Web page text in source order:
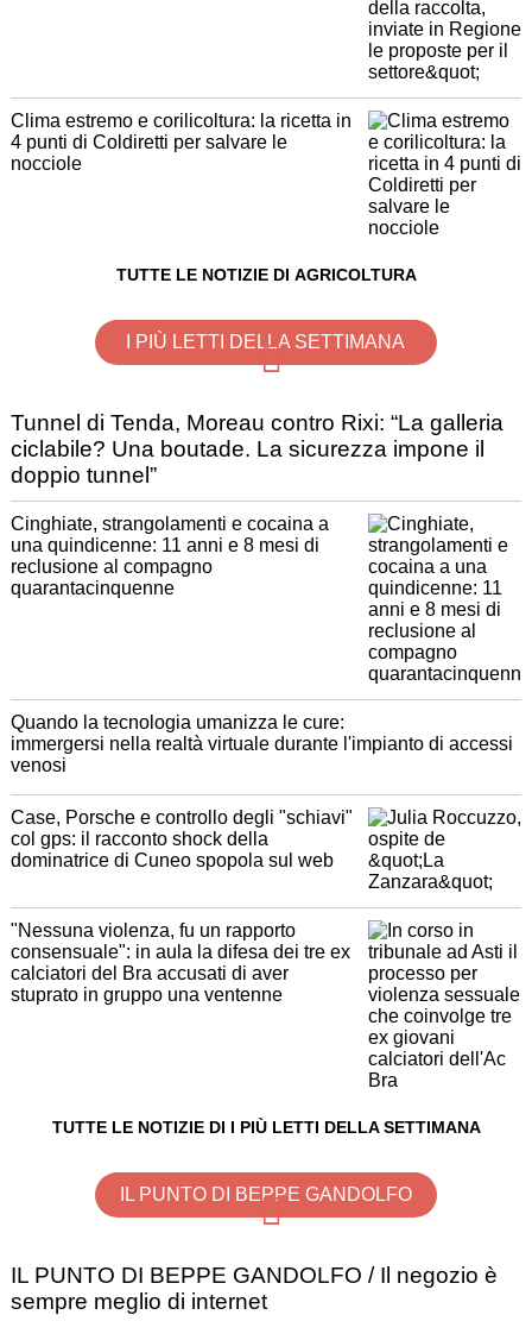
Clima estremo e corilicoltura: la ricetta in
4 punti di Coldiretti per salvare le
nocciole
TUTTE LE NOTIZIE DI AGRICOLTURA
I PIÙ LETTI DELLA SETTIMANA
Tunnel di Tenda, Moreau contro Rixi: “La galleria
ciclabile? Una boutade. La sicurezza impone il
doppio tunnel”
Cinghiate, strangolamenti e cocaina a
una quindicenne: 11 anni e 8 mesi di
reclusione al compagno
quarantacinquenne
Quando la tecnologia umanizza le cure:
immergersi nella realtà virtuale durante l'impianto di accessi
venosi
Case, Porsche e controllo degli "schiavi"
col gps: il racconto shock della
dominatrice di Cuneo spopola sul web
"Nessuna violenza, fu un rapporto
consensuale": in aula la difesa dei tre ex
calciatori del Bra accusati di aver
stuprato in gruppo una ventenne
TUTTE LE NOTIZIE DI I PIÙ LETTI DELLA SETTIMANA
IL PUNTO DI BEPPE GANDOLFO
IL PUNTO DI BEPPE GANDOLFO / Il negozio è
sempre meglio di internet